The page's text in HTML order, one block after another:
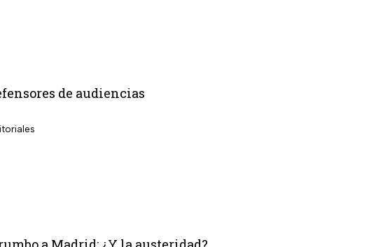
de audiencias